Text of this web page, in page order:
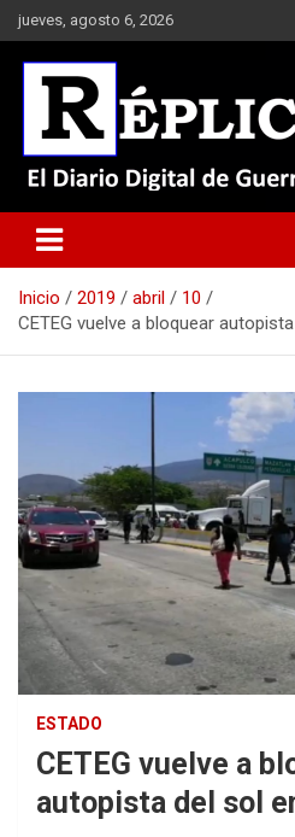
Saltar
al
contenido
jueves, agosto 6, 2026
Réplica
Inicio 2019 abril
10
CETEG vuelve a bloquear
ESTADO
CETEG vuelve a
autopista del sol